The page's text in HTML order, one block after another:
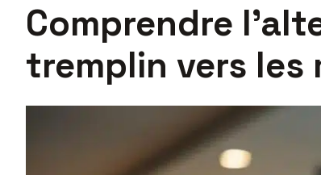
Comprendre
tremplin vers les